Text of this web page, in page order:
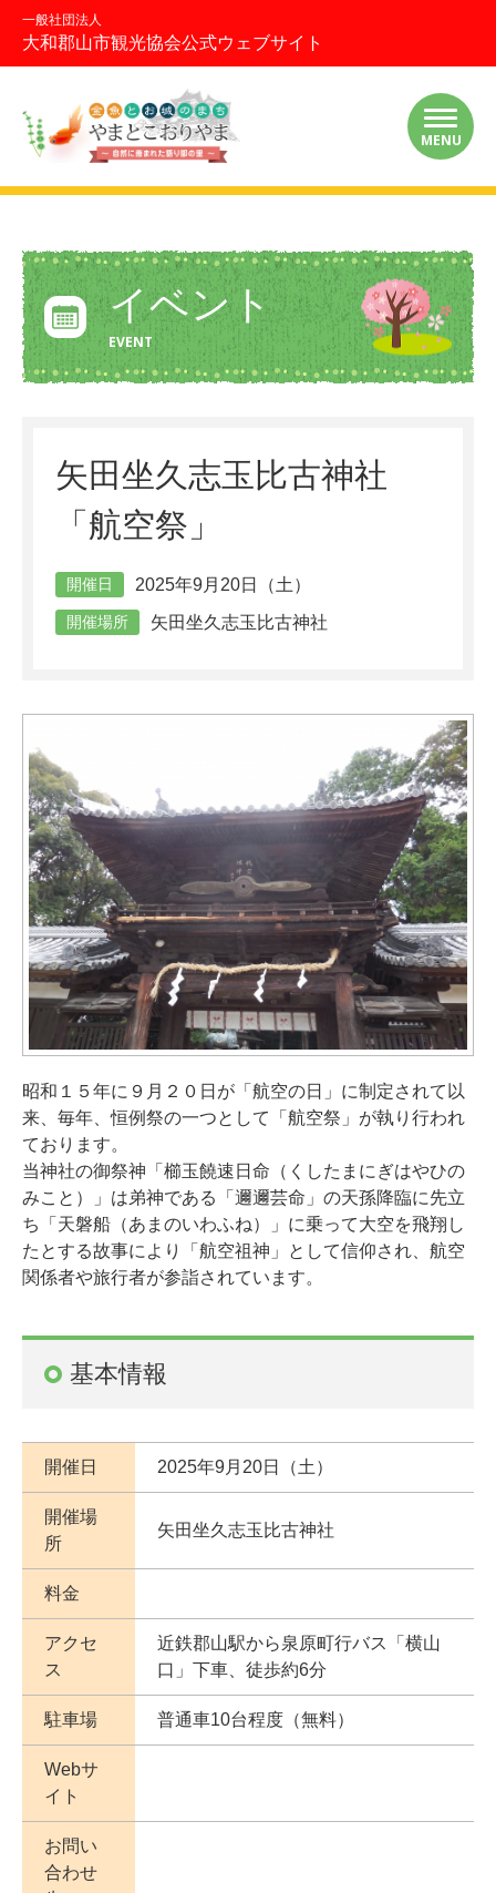
一般社団法人
大和郡山市観光協会公式ウェブサイト
MENU
イベント
EVENT
矢田坐久志玉比古神社
「航空祭」
開催日 2025年9月20日（土）
開催場所 矢田坐久志玉比古神社
昭和１５年に９月２０日が「航空の日」に制定されて以
来、毎年、恒例祭の一つとして「航空祭」が執り行われ
ております。
当神社の御祭神「櫛玉饒速日命（くしたまにぎはやひの
みこと）」は弟神である「邇邇芸命」の天孫降臨に先立
ち「天磐船（あまのいわふね）」に乗って大空を飛翔し
たとする故事により「航空祖神」として信仰され、航空
関係者や旅行者が参詣されています。
基本情報
開催日 2025年9月20日（土）
開催場
所
矢田坐久志玉比古神社
料金
アクセ
ス
近鉄郡山駅から泉原町行バス「横山
口」下車、徒歩約6分
駐車場 普通車10台程度（無料）
Webサ
イト
お問い
合わせ